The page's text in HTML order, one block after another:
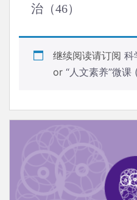
治（46）
继续阅读请订阅 科
or “人文素养”微课